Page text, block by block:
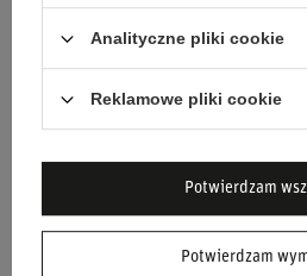
Stan
Kolor
Analityczne pliki cookie
Reklamowe pliki cookie
Potwierdzam
Potwierdzam